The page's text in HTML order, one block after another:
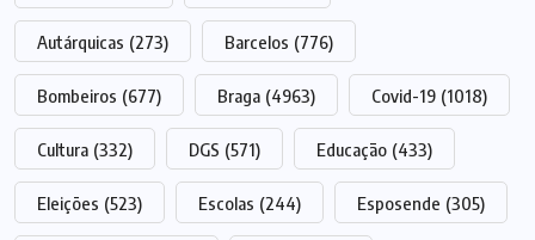
Autárquicas (273) Barcelos (776)
Bombeiros (677) Braga (4963) Covid-19 (1018)
Cultura (332) DGS (571) Educação (433)
Eleições (523) Escolas (244) Esposende (305)